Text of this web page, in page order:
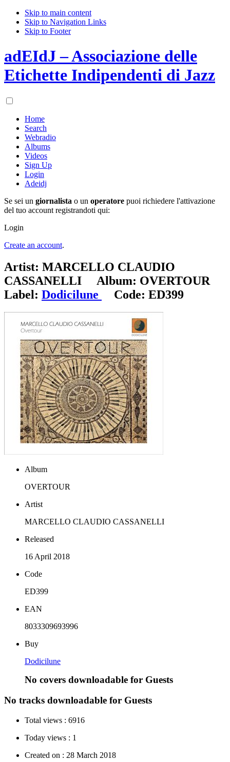
Skip to main content
Skip to Navigation Links
Skip to Footer
adEIdJ – Associazione delle
Etichette Indipendenti di Jazz
Home
Search
Webradio
Albums
Videos
Sign Up
Login
Adeidj
Se sei un giornalista o un operatore puoi richiedere l'attivazione
del tuo account registrandoti qui:
Login
Create an account.
Artist: MARCELLO CLAUDIO
CASSANELLI Album: OVERTOUR
Label: Dodicilune Code: ED399
Album
OVERTOUR
Artist
MARCELLO CLAUDIO CASSANELLI
Released
16 April 2018
Code
ED399
EAN
8033309693996
Buy
Dodicilune
No covers downloadable for Guests
No tracks downloadable for Guests
Total views : 6916
Today views : 1
Created on : 28 March 2018